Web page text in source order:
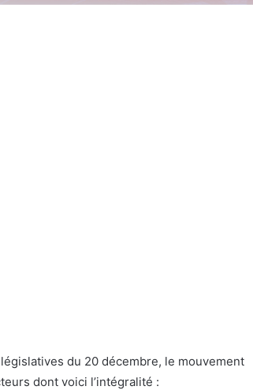
du 20 décembre, le mouvement
dont voici l’intégralité :